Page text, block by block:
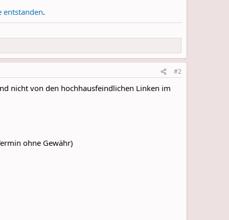
entstanden.
#2
nicht von den hochhausfeindlichen Linken im
ohne Gewähr)